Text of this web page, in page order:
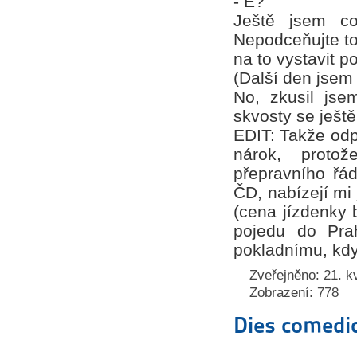
Ještě jsem
Nepodceňujte
na to vystavit
(Další den
No, zkusil
skvosty se
EDIT: Takže
nárok,
přepravního
ČD, nabízejí
(cena jízdenky
pojedu do
pokladnímu,
Zveřejněno: 21.
Zobrazení: 778
Dies